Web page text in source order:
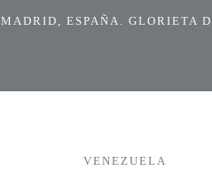
MADRID, ESPAÑA. GLORIETA
VENEZUELA